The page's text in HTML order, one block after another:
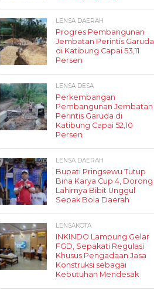
LENSA DAERAH
Progres Pembangunan
Jembatan Perintis Garuda
di Katibung Capai 53,11
Persen
LENSA DESA
Perkembangan
Pembangunan Jembatan
Perintis Garuda di
Katibung Capai 52,10
Persen
LENSA DAERAH
Bupati Pringsewu Tutup
Bina Karya Cup 4, Dorong
Lahirnya Bibit Unggul
Sepak Bola Daerah
LENSAKOTA
INKINDO Lampung Gelar
FGD, Sepakati Regulasi
Khusus Pengadaan Jasa
Konstruksi sebagai
Kebutuhan Mendesak